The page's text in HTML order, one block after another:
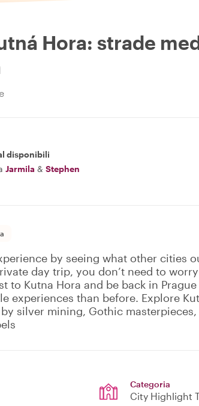
Hora: strade
disponibili
Jarmila & Stephen
by seeing what other cities
day trip, you don’t need to
to Kutna Hora and be back in Prague
experiences than before. Explore
silver mining, Gothic
Categoria
City Highlight